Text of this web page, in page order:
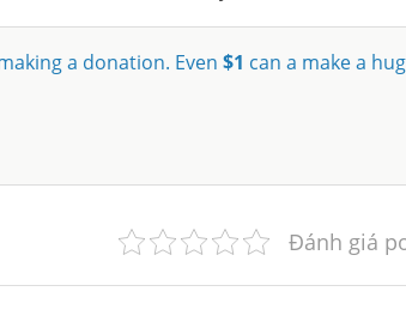
a donation. Even$1 can a make a
Đánh giá